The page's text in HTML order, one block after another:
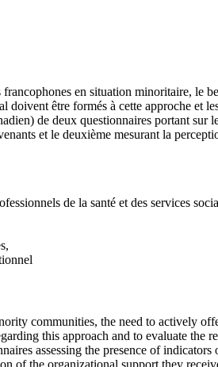
en situation minoritaire, le
doivent être formés à cette approche et
de deux questionnaires portant sur
et le deuxième mesurant la
de la santé et des services
communities, the need to actively
this approach and to evaluate the
assessing the presence of
of the organizational support they